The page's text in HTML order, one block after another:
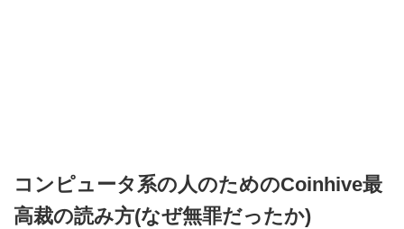
コンピュータ系の人のためのCoinhive最
高裁の読み方(なぜ無罪だったか)